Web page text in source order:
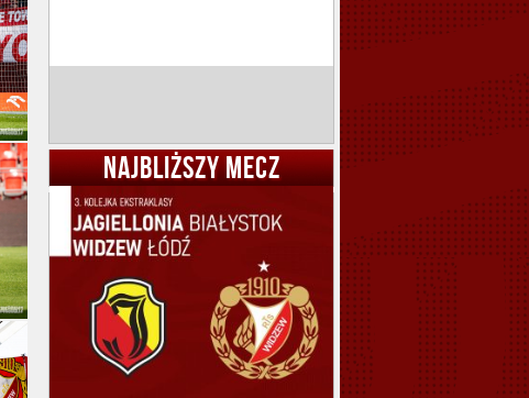
NAJBLIŻSZY MECZ